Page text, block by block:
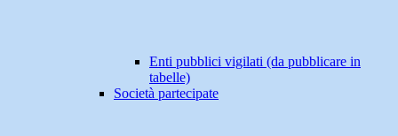
Enti pubblici vigilati (da pubblicare in
tabelle)
Società partecipate